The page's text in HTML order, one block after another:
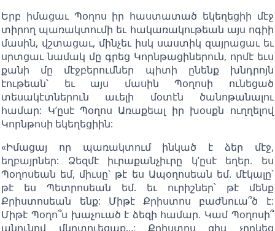
Երբ իմացաւ Պօղոս իր հաստատած եկեղեցիի մէջ
տիրող պառակտումի եւ հակառակութեան այս ոգիի
մասին, վշտացաւ, մինչեւ իսկ սաստիկ զայրացաւ եւ
սրտցաւ նամակ մը գրեց Կորնթացիներուն, որմէ եւս
քանի մը մէջբերումներ պիտի ընենք խնդրոյն
էութեան՝ եւ այս մասին Պօղոսի ունեցած
տեսակէտներուն աւելի մօտէն ծանոթանալու
համար: Կ’ըսէ Պօղոս Առաքեալ իր խօսքն ուղղելով
Կորնթոսի եկեղեցիին:
«Իմացայ որ պառակտում ինկած է ձեր մէջ,
եղբայրներ: Ձեզմէ իւրաքանչիւրը կ’ըսէ եղեր. ես
Պօղոսեան եմ, միւսը՝ թէ ես Ապօղոսեան եմ. մէկալը՝
թէ ես Պետրոսեան եմ. եւ ուրիշներ՝ թէ մենք
Քրիստոսեան ենք: Միթէ Քրիստոս բաժնուա՞ծ է:
Միթէ Պօղո՞ս խաչուած է ձեզի համար. Կամ Պօղոսի՞
անունով մկրտուեցաք…: Քրիստոս զիս չղրկեց